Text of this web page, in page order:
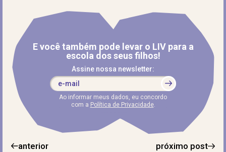
E você também pode levar o LIV para a
escola dos seus filhos!
Assine nossa newsletter:
Ao informar meus dados, eu concordo
com a Política de Privacidade.
anterior próximo post